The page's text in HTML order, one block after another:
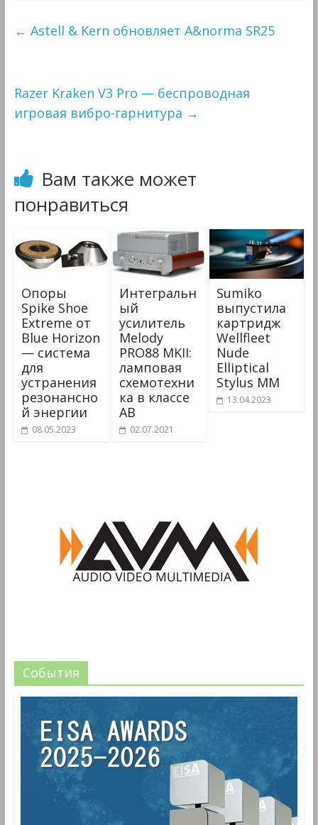
← Astell & Kern обновляет A&norma SR25
Razer Kraken V3 Pro — беспроводная
игровая вибро-гарнитура →
Вам также может
понравиться
Опоры
Spike Shoe
Extreme от
Blue Horizon
— система
для
устранения
резонансно
й энергии
08.05.2023
Интегральн
ый
усилитель
Melody
PRO88 MKII:
ламповая
схемотехни
ка в классе
AB
02.07.2021
Sumiko
выпустила
картридж
Wellfleet
Nude
Elliptical
Stylus MM
13.04.2023
События